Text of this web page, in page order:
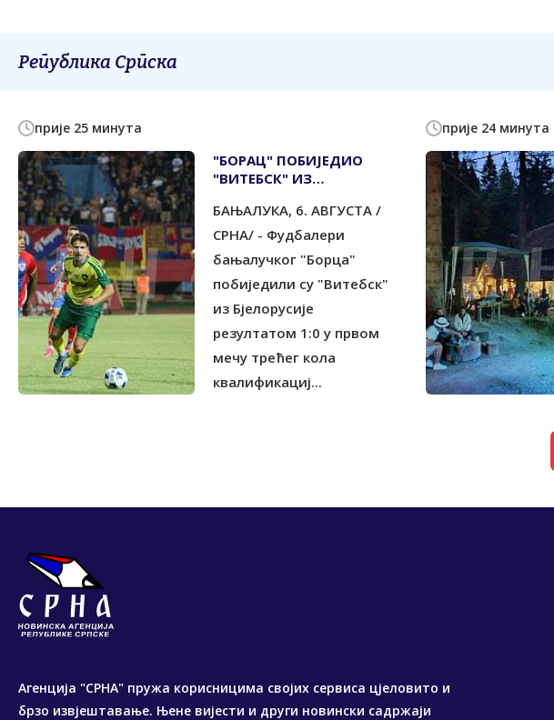
Република Српска
прије 25 минута
"БОРАЦ" ПОБИЈЕДИО
"ВИТЕБСК" ИЗ
БАЊАЛУКА, 6. АВГУСТА /
СРНА/ - Фудбалери
бањалучког "Борца"
побиједили су "Витебск"
из Бјелорусије
резултатом 1:0 у првом
мечу трећег кола
квалификациј...
прије 24 минута
Агенција "СРНА" пружа корисницима својих сервиса цјеловито и
брзо извјештавање. Њене вијести и други новински садржаји